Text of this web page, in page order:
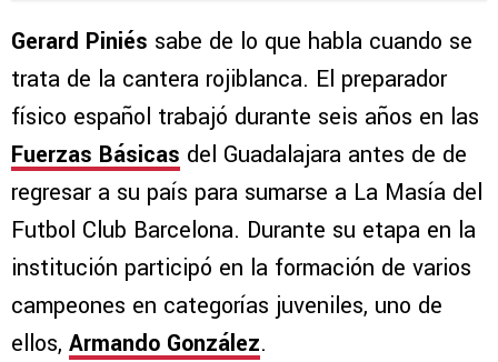
Gerard Piniés sabe de lo que habla cuando se
trata de la cantera rojiblanca. El preparador
físico español trabajó durante seis años en las
Fuerzas Básicas del Guadalajara antes de de
regresar a su país para sumarse a La Masía del
Futbol Club Barcelona. Durante su etapa en la
institución participó en la formación de varios
campeones en categorías juveniles, uno de
ellos, Armando González.